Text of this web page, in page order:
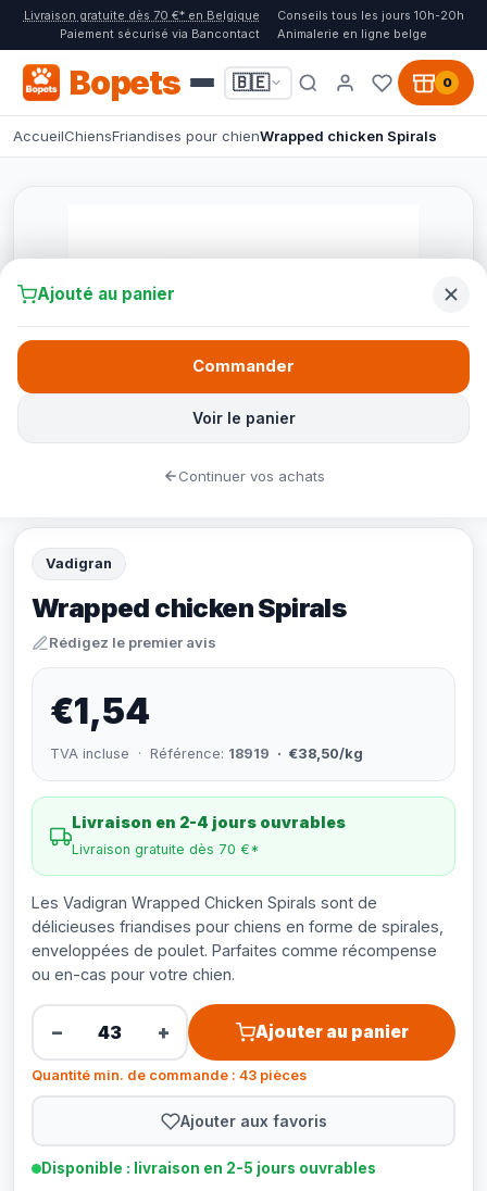
Livraison gratuite dès 70 €* en Belgique
Conseils tous les jours 10h-20h
Paiement sécurisé via Bancontact
Animalerie en ligne belge
Bopets 🇧🇪 0
AccueilChiensFriandises pour chienWrapped chicken Spirals
Vadigran
Wrapped chicken Spirals
Rédigez le premier avis
€1,54
TVA incluse · Référence: 18919 · €38,50/kg
Livraison en 2-4 jours ouvrables
Livraison gratuite dès 70 €*
Les Vadigran Wrapped Chicken Spirals sont de
délicieuses friandises pour chiens en forme de spirales,
enveloppées de poulet. Parfaites comme récompense
ou en-cas pour votre chien.
− + Ajouter au panier
Quantité min. de commande : 43 pièces
Ajouter aux favoris
Disponible : livraison en 2-5 jours ouvrables
Ajouté au panier
Voir le panier
Commander
Continuer vos achats